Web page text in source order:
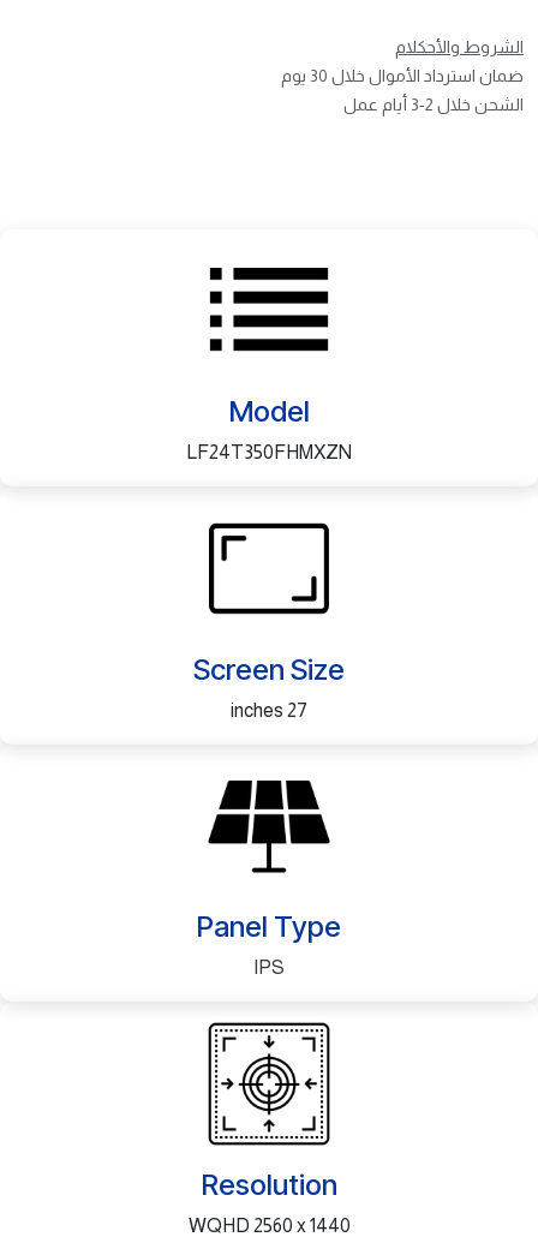
الشروط والأحكلام
ضمان استرداد الأموال خلال 30 يوم
الشحن خلال 2-3 أيام عمل
Model
LF24T350FHMXZN
Screen Size
27 inches
Panel Type
IPS
Resolution
WQHD 2560 x 1440